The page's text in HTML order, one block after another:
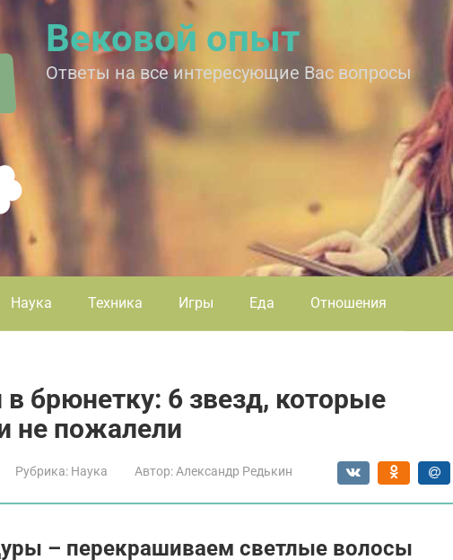
Вековой опыт
Ответы на все интересующие Вас вопросы
Наука Техника Игры Еда Отношения
брюнетку: 6 звезд, которые
не пожалели
Рубрика: Наука Автор: Александр Редькин
– перекрашиваем светлые волосы